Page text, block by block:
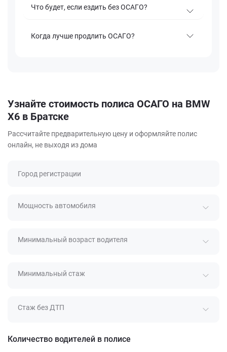
Что будет, если ездить без ОСАГО?
Когда лучше продлить ОСАГО?
Узнайте стоимость полиса ОСАГО на BMW
X6 в Братске
Рассчитайте предварительную цену и оформляйте полис
онлайн, не выходя из дома
Город регистрации
Мощность автомобиля
Минимальный возраст водителя
Минимальный стаж
Стаж без ДТП
Количество водителей в полисе